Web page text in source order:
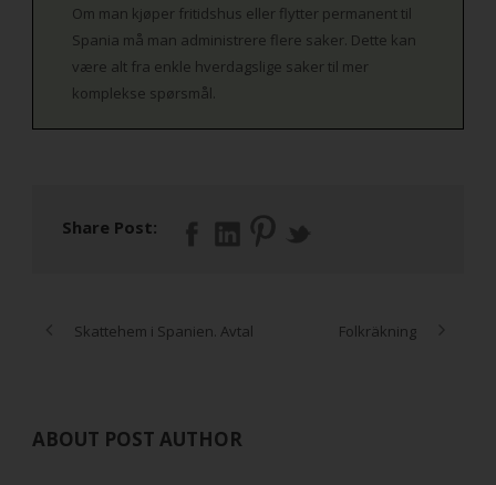
Om man kjøper fritidshus eller flytter permanent til
Spania må man administrere flere saker. Dette kan
være alt fra enkle hverdagslige saker til mer
komplekse spørsmål.
Share Post:
Skattehem i Spanien. Avtal Folkräkning
ABOUT POST AUTHOR